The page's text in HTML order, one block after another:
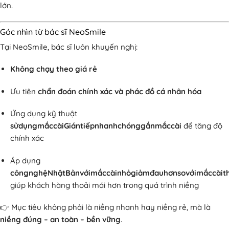
lớn.
Góc nhìn từ bác sĩ NeoSmile
Tại NeoSmile, bác sĩ luôn khuyến nghị:
Không chạy theo giá rẻ
Ưu tiên chẩn đoán chính xác và phác đồ cá nhân hóa
Ứng dụng kỹ thuật
sửdụngmắccàiGiántiếpnhanhchónggắnmắccài để tăng độ
chính xác
Áp dụng
giúp khách hàng thoải mái hơn trong quá trình niềng
👉 Mục tiêu không phải là niềng nhanh hay niềng rẻ, mà là
niềng đúng – an toàn – bền vững.